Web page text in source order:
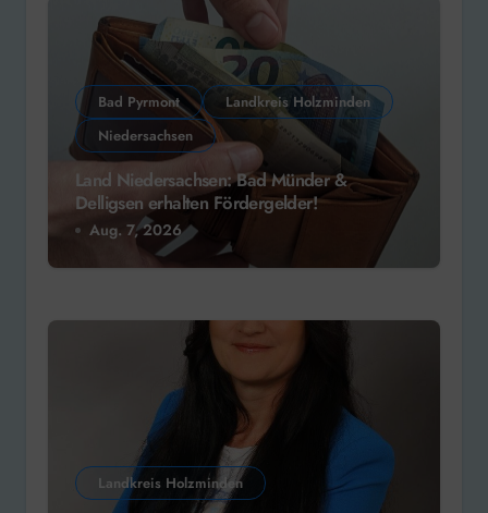
Bad Pyrmont
Landkreis Holzminden
Niedersachsen
Land Niedersachsen: Bad Münder &
Delligsen erhalten Fördergelder!
Aug. 7, 2026
Landkreis Holzminden